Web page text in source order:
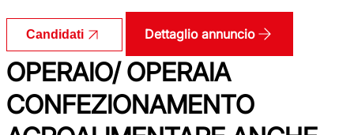
Candidati Dettaglio annuncio
OPERAIO/ OPERAIA
CONFEZIONAMENTO